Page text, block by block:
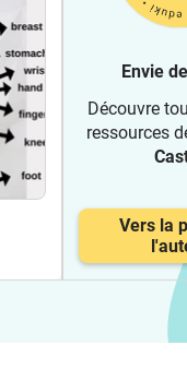
Envie
Découvre
ressources
Vers la